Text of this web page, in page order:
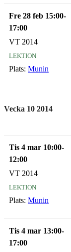
Fre 28 feb 15:00-
17:00
VT 2014
lektion
Plats: Munin
Vecka 10 2014
Tis 4 mar 10:00-
12:00
VT 2014
lektion
Plats: Munin
Tis 4 mar 13:00-
17:00